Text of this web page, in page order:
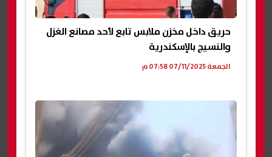
حريق داخل مخزن ملابس تابع لأحد مصانع الغزل
والنسيج بالإسكندرية
الجمعة 07/11/2025 07:58 م